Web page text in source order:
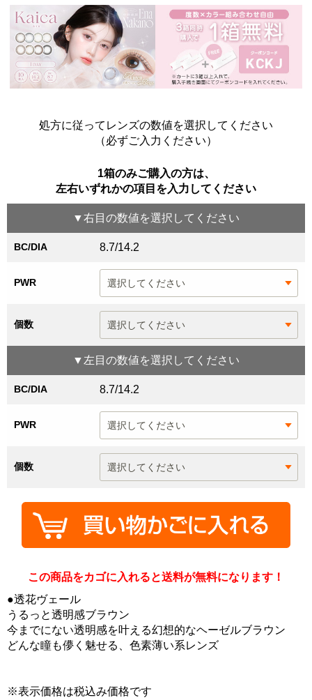
処方に従ってレンズの数値を選択してください
（必ずご入力ください）
1箱のみご購入の方は、
左右いずれかの項目を入力してください
▼右目 の数値を選択してください
BC/DIA 8.7/14.2
PWR
個数
▼ 左目 の数値を選択してください
BC/DIA 8.7/14.2
PWR
個数
この商品をカゴに入れると送料が無料になります！
●透花ヴェール
うるっと透明感ブラウン
今までにない透明感を叶える幻想的なヘーゼルブラウン
どんな瞳も儚く魅せる、色素薄い系レンズ
※表示価格は税込み価格です